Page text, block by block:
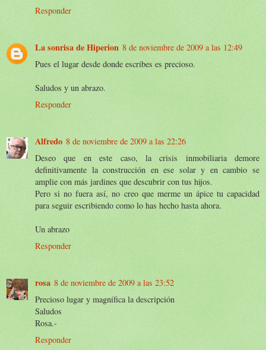
Responder
La sonrisa de Hiperion 8 de noviembre de 2009 a las 12:49
Pues el lugar desde donde escribes es precioso.
Saludos y un abrazo.
Responder
Alfredo 8 de noviembre de 2009 a las 22:26
Deseo que en este caso, la crisis inmobiliaria demore
definitivamente la construcción en ese solar y en cambio se
amplie con más jardines que descubrir con tus hijos.
Pero si no fuera así, no creo que merme un ápice tu capacidad
para seguir escribiendo como lo has hecho hasta ahora.
Un abrazo
Responder
rosa 8 de noviembre de 2009 a las 23:52
Precioso lugar y magnífica la descripción
Saludos
Rosa.-
Responder